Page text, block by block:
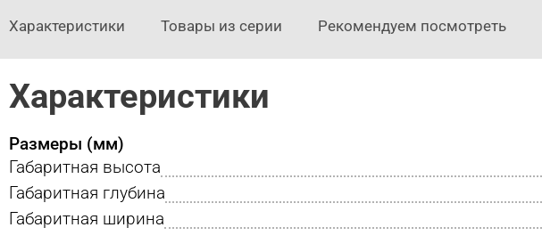
Характеристики Товары из серии Рекомендуем посмотреть
Характеристики
Размеры (мм)
Габаритная высота
Габаритная глубина
Габаритная ширина